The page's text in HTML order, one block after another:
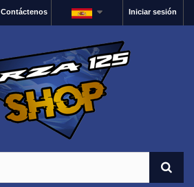
Iniciar sesión
Contáctenos